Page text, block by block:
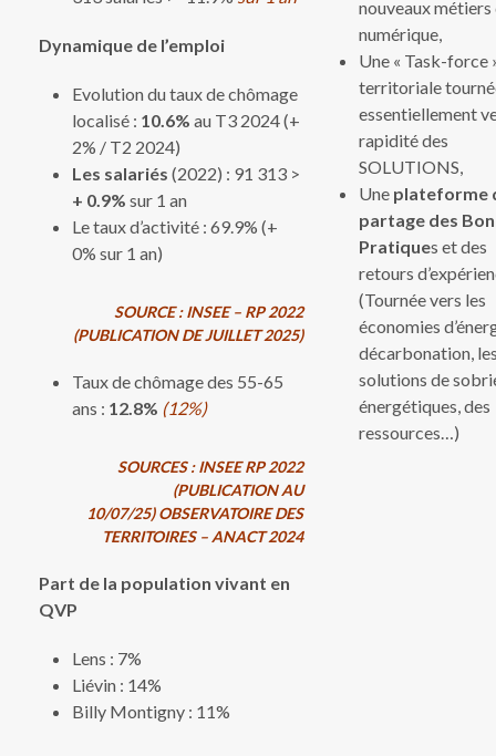
Dynamique de l’emploi
Evolution du taux de chômage
localisé : 10.6% au T3 2024 (+
2% / T2 2024)
Les salariés (2022) : 91 313 >
+ 0.9% sur 1 an
Le taux d’activité : 69.9% (+
0% sur 1 an)
SOURCE : INSEE – RP 2022
(PUBLICATION DE JUILLET 2025)
Taux de chômage des 55-65
ans : 12.8% (12%)
SOURCES : INSEE RP 2022
(PUBLICATION AU
10/07/25)OBSERVATOIRE DES
TERRITOIRES – ANACT 2024
Part de la population vivant en
QVP
Lens : 7%
Liévin : 14%
Billy Montigny : 11%
nouveaux métiers
numérique,
Une « Task-force
territoriale
essentiellement
rapidité des
SOLUTIONS,
Une plateforme
partage des
Pratiques et des
retours
(Tournée vers les
économies
décarbonation,
solutions de
énergétiques, des
ressources…)